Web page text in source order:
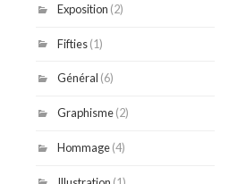
Exposition (2)
Fifties(1)
Général (6)
Graphisme(2)
Hommage(4)